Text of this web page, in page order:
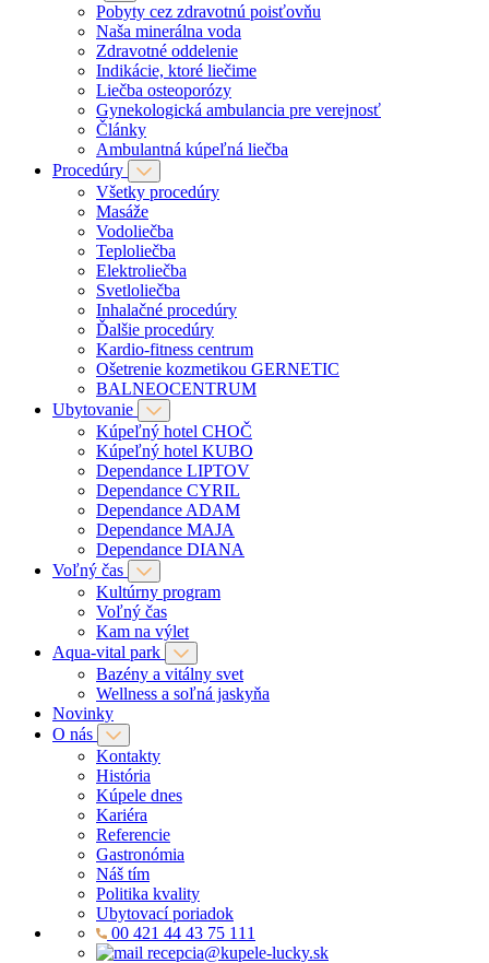
Pobyty cez zdravotnú poisťovňu
Naša minerálna voda
Zdravotné oddelenie
Indikácie, ktoré liečime
Liečba osteoporózy
Gynekologická ambulancia pre verejnosť
Články
Ambulantná kúpeľná liečba
Procedúry
Všetky procedúry
Masáže
Vodoliečba
Teploliečba
Elektroliečba
Svetloliečba
Inhalačné procedúry
Ďalšie procedúry
Kardio-fitness centrum
Ošetrenie kozmetikou GERNETIC
BALNEOCENTRUM
Ubytovanie
Kúpeľný hotel CHOČ
Kúpeľný hotel KUBO
Dependance LIPTOV
Dependance CYRIL
Dependance ADAM
Dependance MAJA
Dependance DIANA
Voľný čas
Kultúrny program
Voľný čas
Kam na výlet
Aqua-vital park
Bazény a vitálny svet
Wellness a soľná jaskyňa
Novinky
O nás
Kontakty
História
Kúpele dnes
Kariéra
Referencie
Gastronómia
Náš tím
Politika kvality
Ubytovací poriadok
00 421 44 43 75 111
recepcia@kupele-lucky.sk